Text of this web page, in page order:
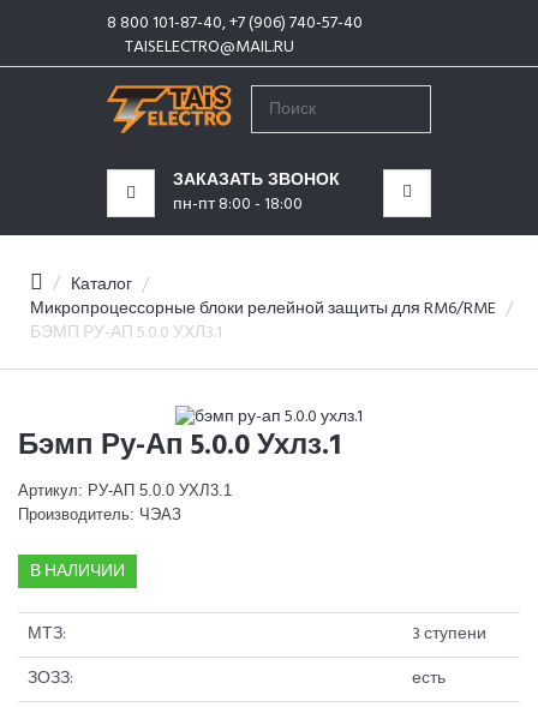
8 800 101-87-40, +7 (906) 740-57-40
TAISELECTRO@MAIL.RU
ЗАКАЗАТЬ ЗВОНОК
пн-пт 8:00 - 18:00
КАТЕГОРИИ
Каталог
Микропроцессорные блоки релейной защиты для RM6/RME
БЭМП РУ-АП 5.0.0 УХЛ3.1
Бэмп Ру-Ап 5.0.0 Ухлз.1
Артикул: РУ-АП 5.0.0 УХЛ3.1
Производитель: ЧЭАЗ
В НАЛИЧИИ
МТЗ:
3 ступени
ЗОЗЗ:
есть